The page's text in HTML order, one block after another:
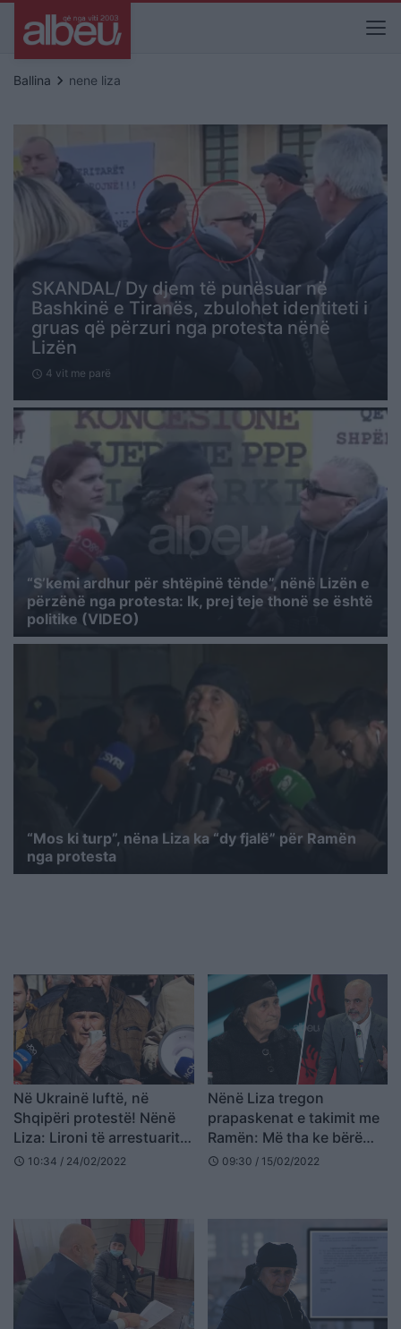
Ballina keyboard_arrow_right nene liza
SKANDAL/ Dy djem të punësuar në
Bashkinë e Tiranës, zbulohet identiteti i
gruas që përzuri nga protesta nënë
Lizën
schedule 4 vit me parë
“S’kemi ardhur për shtëpinë tënde”, nënë Lizën e
përzënë nga protesta: Ik, prej teje thonë se është
politike (VIDEO)
“Mos ki turp”, nëna Liza ka “dy fjalë” për Ramën
nga protesta
Në Ukrainë luftë, në
Shqipëri protestë! Nënë
Liza: Lironi të arrestuarit,
as në Afganistan nuk
schedule 10:34 / 24/02/2022
Nënë Liza tregon
prapaskenat e takimit me
Ramën: Më tha ke bërë
zhurmë boll
schedule 09:30 / 15/02/2022